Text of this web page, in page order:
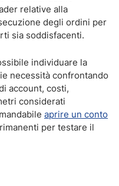
relative alla
degli ordini per
sia soddisfacenti.
individuare la
necessità confrontando
account, costi,
considerati
aprire un conto
per testare il